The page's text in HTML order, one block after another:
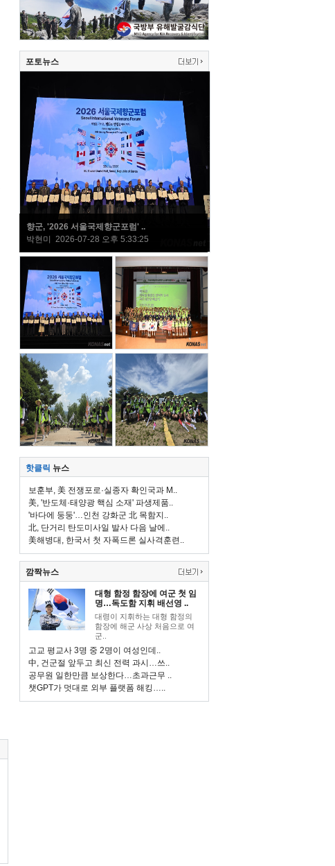
포토뉴스
향군, '2026 서울국제향군포럼' ..
박현미 2026-07-28 오후 5:33:25
핫클릭 뉴스
보훈부, 美 전쟁포로·실종자 확인국과 M..
美, '반도체·태양광 핵심 소재' 파생제품..
'바다에 둥둥'…인천 강화군 北 목함지..
北, 단거리 탄도미사일 발사 다음 날에..
美해병대, 한국서 첫 자폭드론 실사격훈련..
깜짝뉴스
대형 함정 함장에 여군 첫 임
명…독도함 지휘 배선영 ..
대령이 지휘하는 대형 함정의
함장에 해군 사상 처음으로 여
군..
고교 평교사 3명 중 2명이 여성인데..
中, 건군절 앞두고 최신 전력 과시…쓰..
공무원 일한만큼 보상한다…초과근무 ..
챗GPT가 멋대로 외부 플랫폼 해킹…..